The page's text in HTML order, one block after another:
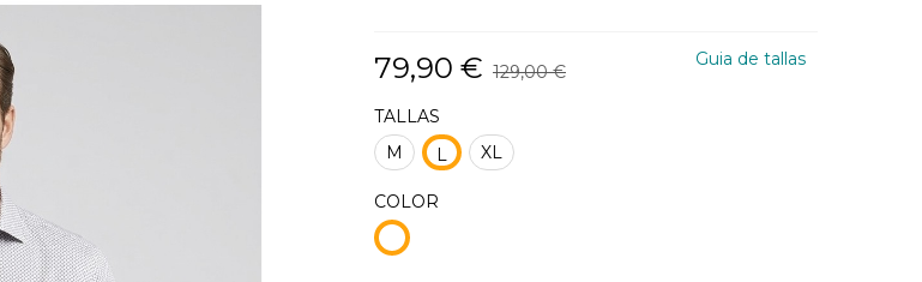
79,90 € 129,00 €
Guia de tallas
TALLAS
M
L XL
COLOR
1
unico